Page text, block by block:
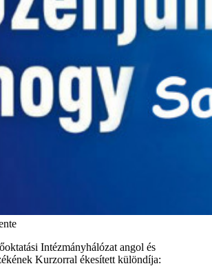
Intézmányhálózat angol és
Kurzorral ékesített különdíja: